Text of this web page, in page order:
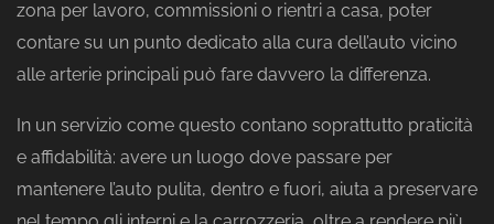
zona per lavoro, commissioni o rientri a casa, poter
contare su un punto dedicato alla cura dell’auto vicino
alle arterie principali può fare davvero la differenza.
In un servizio come questo contano soprattutto praticità
e affidabilità: avere un luogo dove passare per
mantenere l’auto pulita, dentro e fuori, aiuta a preservare